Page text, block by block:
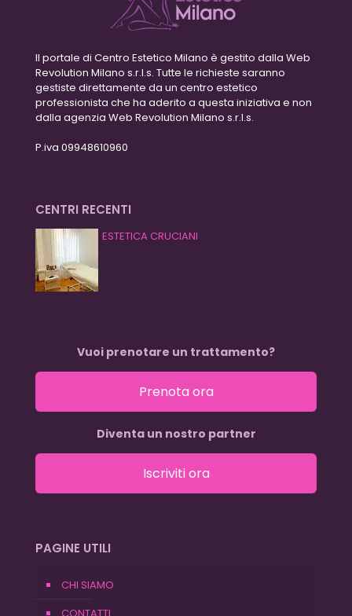
Il portale di Centro Estetico Milano è gestito dalla Web
Revolution Milano s.r.l.s. Tutte le richieste saranno
gestiste direttamente da un centro estetico
professionista che ha aderito a questa iniziativa e non
dalla agenzia Web Revolution Milano s.r.l.s.
P.iva 09948610960
CENTRI RECENTI
ESTETICA CRUCIANI
Vuoi prenotare un trattamento?
Prenota ora
Diventa un nostro partner
Iscriviti ora
PAGINE UTILI
CHI SIAMO